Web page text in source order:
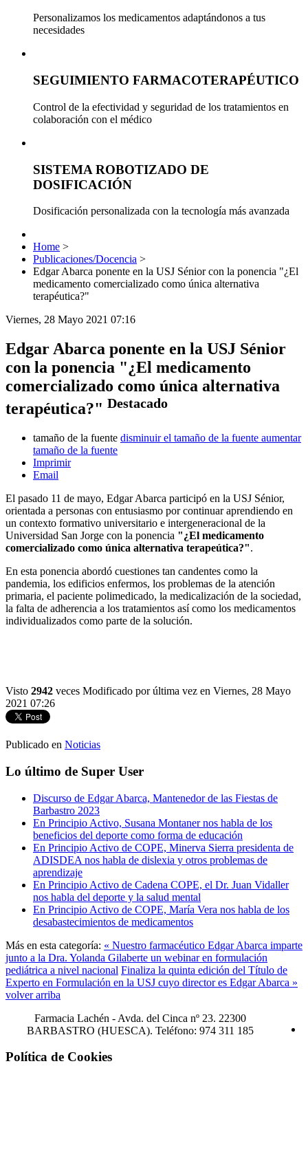
Personalizamos los medicamentos adaptándonos a tus
necesidades
SEGUIMIENTO FARMACOTERAPÉUTICO
Control de la efectividad y seguridad de los tratamientos en
colaboración con el médico
SISTEMA ROBOTIZADO DE
DOSIFICACIÓN
Dosificación personalizada con la tecnología más avanzada
Home >
Publicaciones/Docencia >
Edgar Abarca ponente en la USJ Sénior con la ponencia "¿El
medicamento comercializado como única alternativa
terapéutica?"
Viernes, 28 Mayo 2021 07:16
Edgar Abarca ponente en la USJ Sénior
con la ponencia "¿El medicamento
comercializado como única alternativa
terapéutica?" Destacado
tamaño de la fuente disminuir el tamaño de la fuente aumentar
tamaño de la fuente
Imprimir
Email
El pasado 11 de mayo, Edgar Abarca participó en la USJ Sénior,
orientada a personas con entusiasmo por continuar aprendiendo en
un contexto formativo universitario e intergeneracional de la
Universidad San Jorge con la ponencia "¿El medicamento
comercializado como única alternativa terapeútica?".
En esta ponencia abordó cuestiones tan candentes como la
pandemia, los edificios enfermos, los problemas de la atención
primaria, el paciente polimedicado, la medicalización de la sociedad,
la falta de adherencia a los tratamientos así como los medicamentos
individualizados como parte de la solución.
Visto 2942 veces Modificado por última vez en Viernes, 28 Mayo
2021 07:26
Publicado en Noticias
Lo último de Super User
Discurso de Edgar Abarca, Mantenedor de las Fiestas de
Barbastro 2023
En Principio Activo, Susana Montaner nos habla de los
beneficios del deporte como forma de educación
En Principio Activo de COPE, Minerva Sierra presidenta de
ADISDEA nos habla de dislexia y otros problemas de
aprendizaje
En Principio Activo de Cadena COPE, el Dr. Juan Vidaller
nos habla del deporte y la salud mental
En Principio Activo de COPE, María Vera nos habla de los
desabastecimientos de medicamentos
Más en esta categoría: « Nuestro farmacéutico Edgar Abarca imparte
junto a la Dra. Yolanda Gilaberte un webinar en formulación
pediátrica a nivel nacional Finaliza la quinta edición del Título de
Experto en Formulación en la USJ cuyo director es Edgar Abarca »
volver arriba
Farmacia Lachén - Avda. del Cinca nº 23. 22300
BARBASTRO (HUESCA). Teléfono: 974 311 185
Política de Cookies